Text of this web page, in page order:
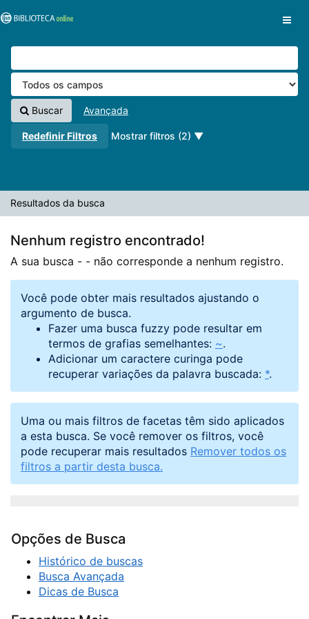
VuFind
Buscar Avançada
Redefinir Filtros Mostrar filtros (2)
Resultados da busca
Nenhum registro encontrado!
A sua busca - - não corresponde a nenhum registro.
Você pode obter mais resultados ajustando o
argumento de busca.
Fazer uma busca fuzzy pode resultar em
termos de grafias semelhantes: ~.
Adicionar um caractere curinga pode
recuperar variações da palavra buscada: *.
Uma ou mais filtros de facetas têm sido aplicados
a esta busca. Se você remover os filtros, você
pode recuperar mais resultados Remover todos os
filtros a partir desta busca.
Opções de Busca
Histórico de buscas
Busca Avançada
Dicas de Busca